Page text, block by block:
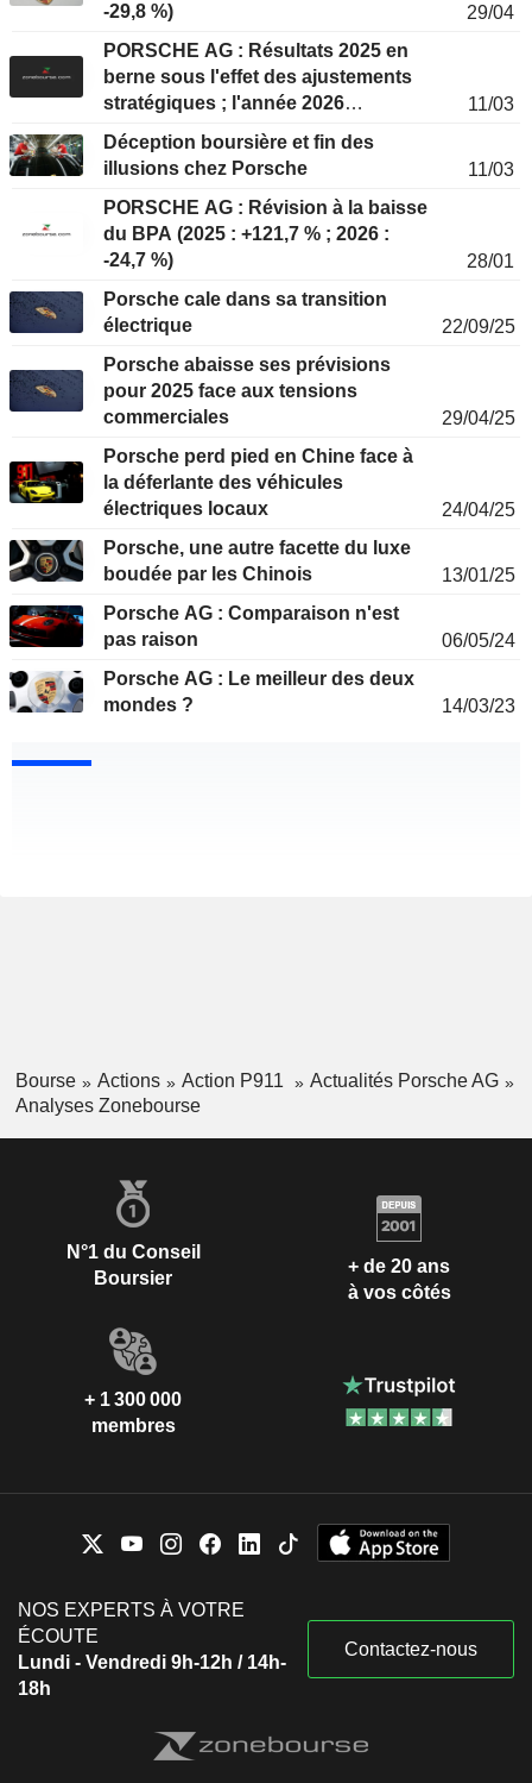
-29,8 %)
29/04
PORSCHE AG : Résultats 2025 en
berne sous l'effet des ajustements
stratégiques ; l'année 2026
s'annonce encore difficile
11/03
Déception boursière et fin des
illusions chez Porsche
11/03
PORSCHE AG : Révision à la baisse
du BPA (2025 : +121,7 % ; 2026 :
-24,7 %)
28/01
Porsche cale dans sa transition
électrique
22/09/25
Porsche abaisse ses prévisions
pour 2025 face aux tensions
commerciales
29/04/25
Porsche perd pied en Chine face à
la déferlante des véhicules
électriques locaux
24/04/25
Porsche, une autre facette du luxe
boudée par les Chinois
13/01/25
Porsche AG : Comparaison n'est
pas raison
06/05/24
Porsche AG : Le meilleur des deux
mondes ?
14/03/23
Bourse Actions Action P911
Actualités Porsche AG
Analyses Zonebourse
N°1 du Conseil
Boursier
+ de 20 ans
à vos côtés
+ 1 300 000
membres
NOS EXPERTS À VOTRE
ÉCOUTE
Lundi - Vendredi 9h-12h / 14h-
18h
Contactez-nous